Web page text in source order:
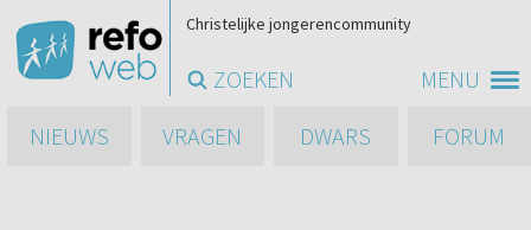
MENU
Christelijke jongerencommunity
ZOEKEN
NIEUWS
VRAGEN DWARS FORUM